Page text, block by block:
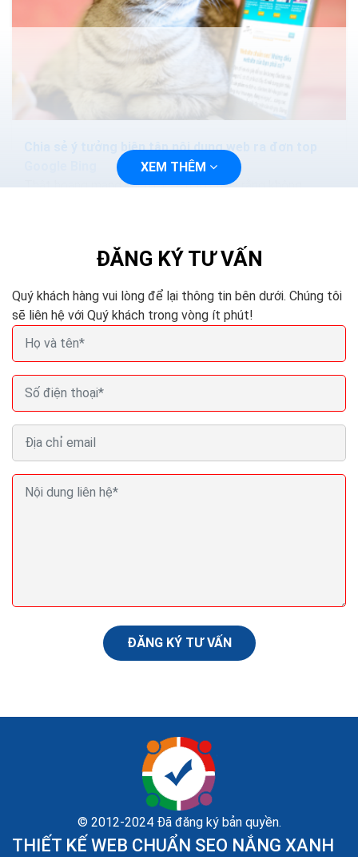
Chia sẻ ý tưởng biên tập nội dung web ra đơn top
Thật hoang mang khi tôi vừa nói ở trên rằng không
XEM THÊM
ĐĂNG KÝ TƯ VẤN
Quý khách hàng vui lòng để lại thông tin bên dưới. Chúng tôi
sẽ liên hệ với Quý khách trong vòng ít phút!
ĐĂNG KÝ TƯ VẤN
© 2012-2024 Đã đăng ký bản quyền.
THIẾT KẾ WEB CHUẨN SEO NẮNG XANH